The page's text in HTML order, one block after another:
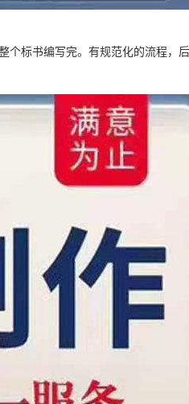
个标书编写完。有规范化的流程，